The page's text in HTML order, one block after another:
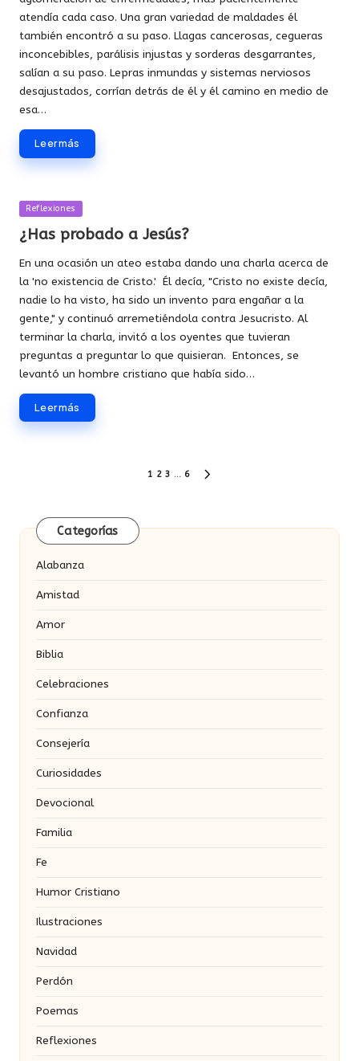
atendía cada caso. Una gran variedad de maldades él
también encontró a su paso. Llagas cancerosas, cegueras
inconcebibles, parálisis injustas y sorderas desgarrantes,
salían a su paso. Lepras inmundas y sistemas nerviosos
desajustados, corrían detrás de él y él camino en medio de
esa…
Leer más
Publicada
Reflexiones
¿Has probado a Jesús?
En una ocasión un ateo estaba dando una charla acerca de
la 'no existencia de Cristo.' Él decía, "Cristo no existe decía,
nadie lo ha visto, ha sido un invento para engañar a la
gente," y continuó arremetiéndola contra Jesucristo. Al
terminar la charla, invitó a los oyentes que tuvieran
preguntas a preguntar lo que quisieran. Entonces, se
levantó un hombre cristiano que había sido…
Leer más
entradas
1 2 3 … 6
Categorías
Alabanza
Amistad
Amor
Biblia
Celebraciones
Confianza
Consejería
Curiosidades
Devocional
Familia
Fe
Humor Cristiano
Ilustraciones
Navidad
Perdón
Poemas
Reflexiones